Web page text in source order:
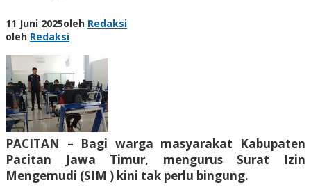
11 Juni 2025oleh Redaksi
oleh Redaksi
PACITAN – Bagi warga masyarakat Kabupaten
Pacitan Jawa Timur, mengurus Surat Izin
Mengemudi (SIM ) kini tak perlu bingung.